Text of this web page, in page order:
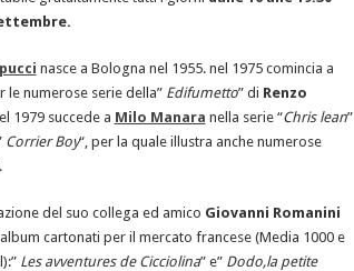
nasce a Bologna nel 1955. nel 1975 comincia a
le numerose serie della” Edifumetto” di Renzo
1979 succede a Milo Manara nella serie “Chris lean”
Corrier Boy“, per la quale illustra anche numerose
del suo collega ed amico Giovanni Romanini
cartonati per il mercato francese (Media 1000 e
Les avventures de Cicciolina” e” Dodo,la petite